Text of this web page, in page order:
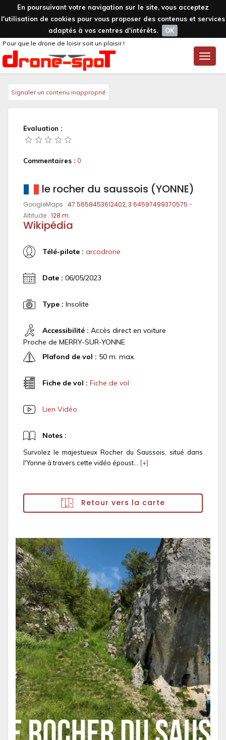
En poursuivant votre navigation sur le site, vous acceptez
l'utilisation de cookies pour vous proposer des contenus et services
adaptés à vos centres d'intérêts.
OK
Toggle
Pour que le drone de loisir soit un plaisir !
Signaler un contenu inapproprié
Evaluation :
Commentaires : 0
le rocher du saussois (YONNE)
GoogleMaps : 47.5658453612402, 3.64597499370575 -
Altitude : 128 m.
Wikipédia
Télé-pilote : arcodrone
Date : 06/05/2023
Type : Insolite
Accessibilité : Accès direct en voiture
Proche de MERRY-SUR-YONNE
Plafond de vol : 50 m. max.
Fiche de vol : Fiche de vol
Lien Vidéo
Notes :
Survolez le majestueux Rocher du Saussois, situé dans
l'Yonne à travers cette vidéo époust... [+]
Retour vers la carte